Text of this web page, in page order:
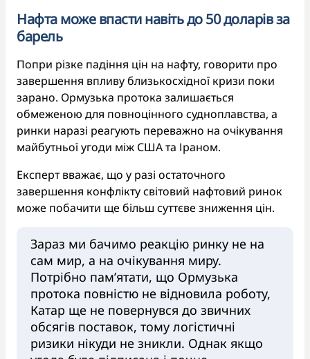
Нафта може впасти навіть до 50 доларів за
барель
Попри різке падіння цін на нафту, говорити про
завершення впливу близькосхідної кризи поки
зарано. Ормузька протока залишається
обмеженою для повноцінного судноплавства, а
ринки наразі реагують переважно на очікування
майбутньої угоди між США та Іраном.
Експерт вважає, що у разі остаточного
завершення конфлікту світовий нафтовий ринок
може побачити ще більш суттєве зниження цін.
Зараз ми бачимо реакцію ринку не на
сам мир, а на очікування миру.
Потрібно пам’ятати, що Ормузька
протока повністю не відновила роботу,
Катар ще не повернувся до звичних
обсягів поставок, тому логістичні
ризики нікуди не зникли. Однак якщо